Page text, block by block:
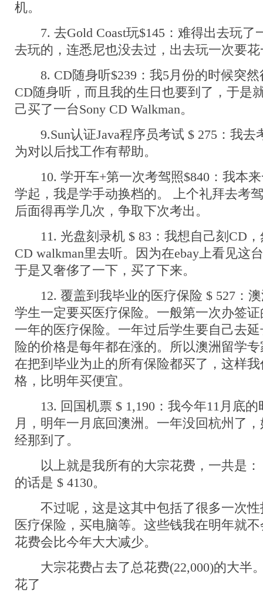
机。
7. 去Gold Coast玩$145：难得出去玩了
去玩的，连悉尼也没去过，出去玩一次要
8. CD随身听$239：我5月份的时候突然
CD随身听，而且我的生日也要到了，于是
己买了一台Sony CD Walkman。
9.Sun认证Java程序员考试 $ 275：我去
为对以后找工作有帮助。
10. 学开车+第一次考驾照$840：我本来
学起，我是学手动换档的。 上个礼拜去考
后面得再学几次，争取下次考出。
11. 光盘刻录机 $ 83：我想自己刻CD，
CD walkman里去听。因为在ebay上看见这
于是又奢侈了一下，买了下来。
12. 覆盖到我毕业的医疗保险 $ 527：澳
学生一定要买医疗保险。一般第一次办签
一年的医疗保险。一年过后学生要自己去
险的价格是每年都在涨的。所以澳洲留学
在把到毕业为止的所有保险都买了，这样
格，比明年买便宜。
13. 回国机票 $ 1,190：我今年11月底的
月，明年一月底回澳洲。一年没回杭州了
经那到了。
以上就是我所有的大宗花费，一共是：
的话是 $ 4130。
不过呢，这是这其中包括了很多一次性
医疗保险，买电脑等。这些钱我在明年就
花费会比今年大大减少。
大宗花费占去了总花费(22,000)的大半
花了